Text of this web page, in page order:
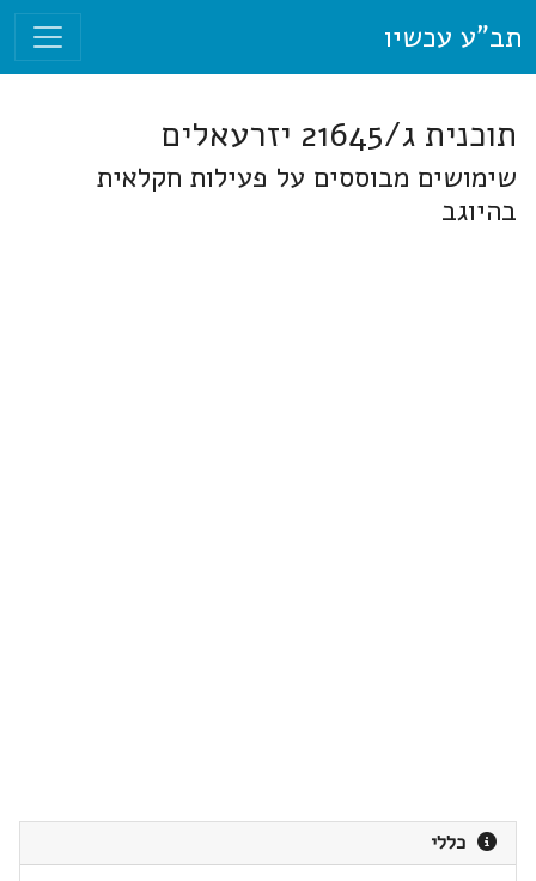
תב"ע עכשיו
תוכנית ג/21645 יזרעאלים
שימושים מבוססים על פעילות חקלאית
בהיוגב
כללי